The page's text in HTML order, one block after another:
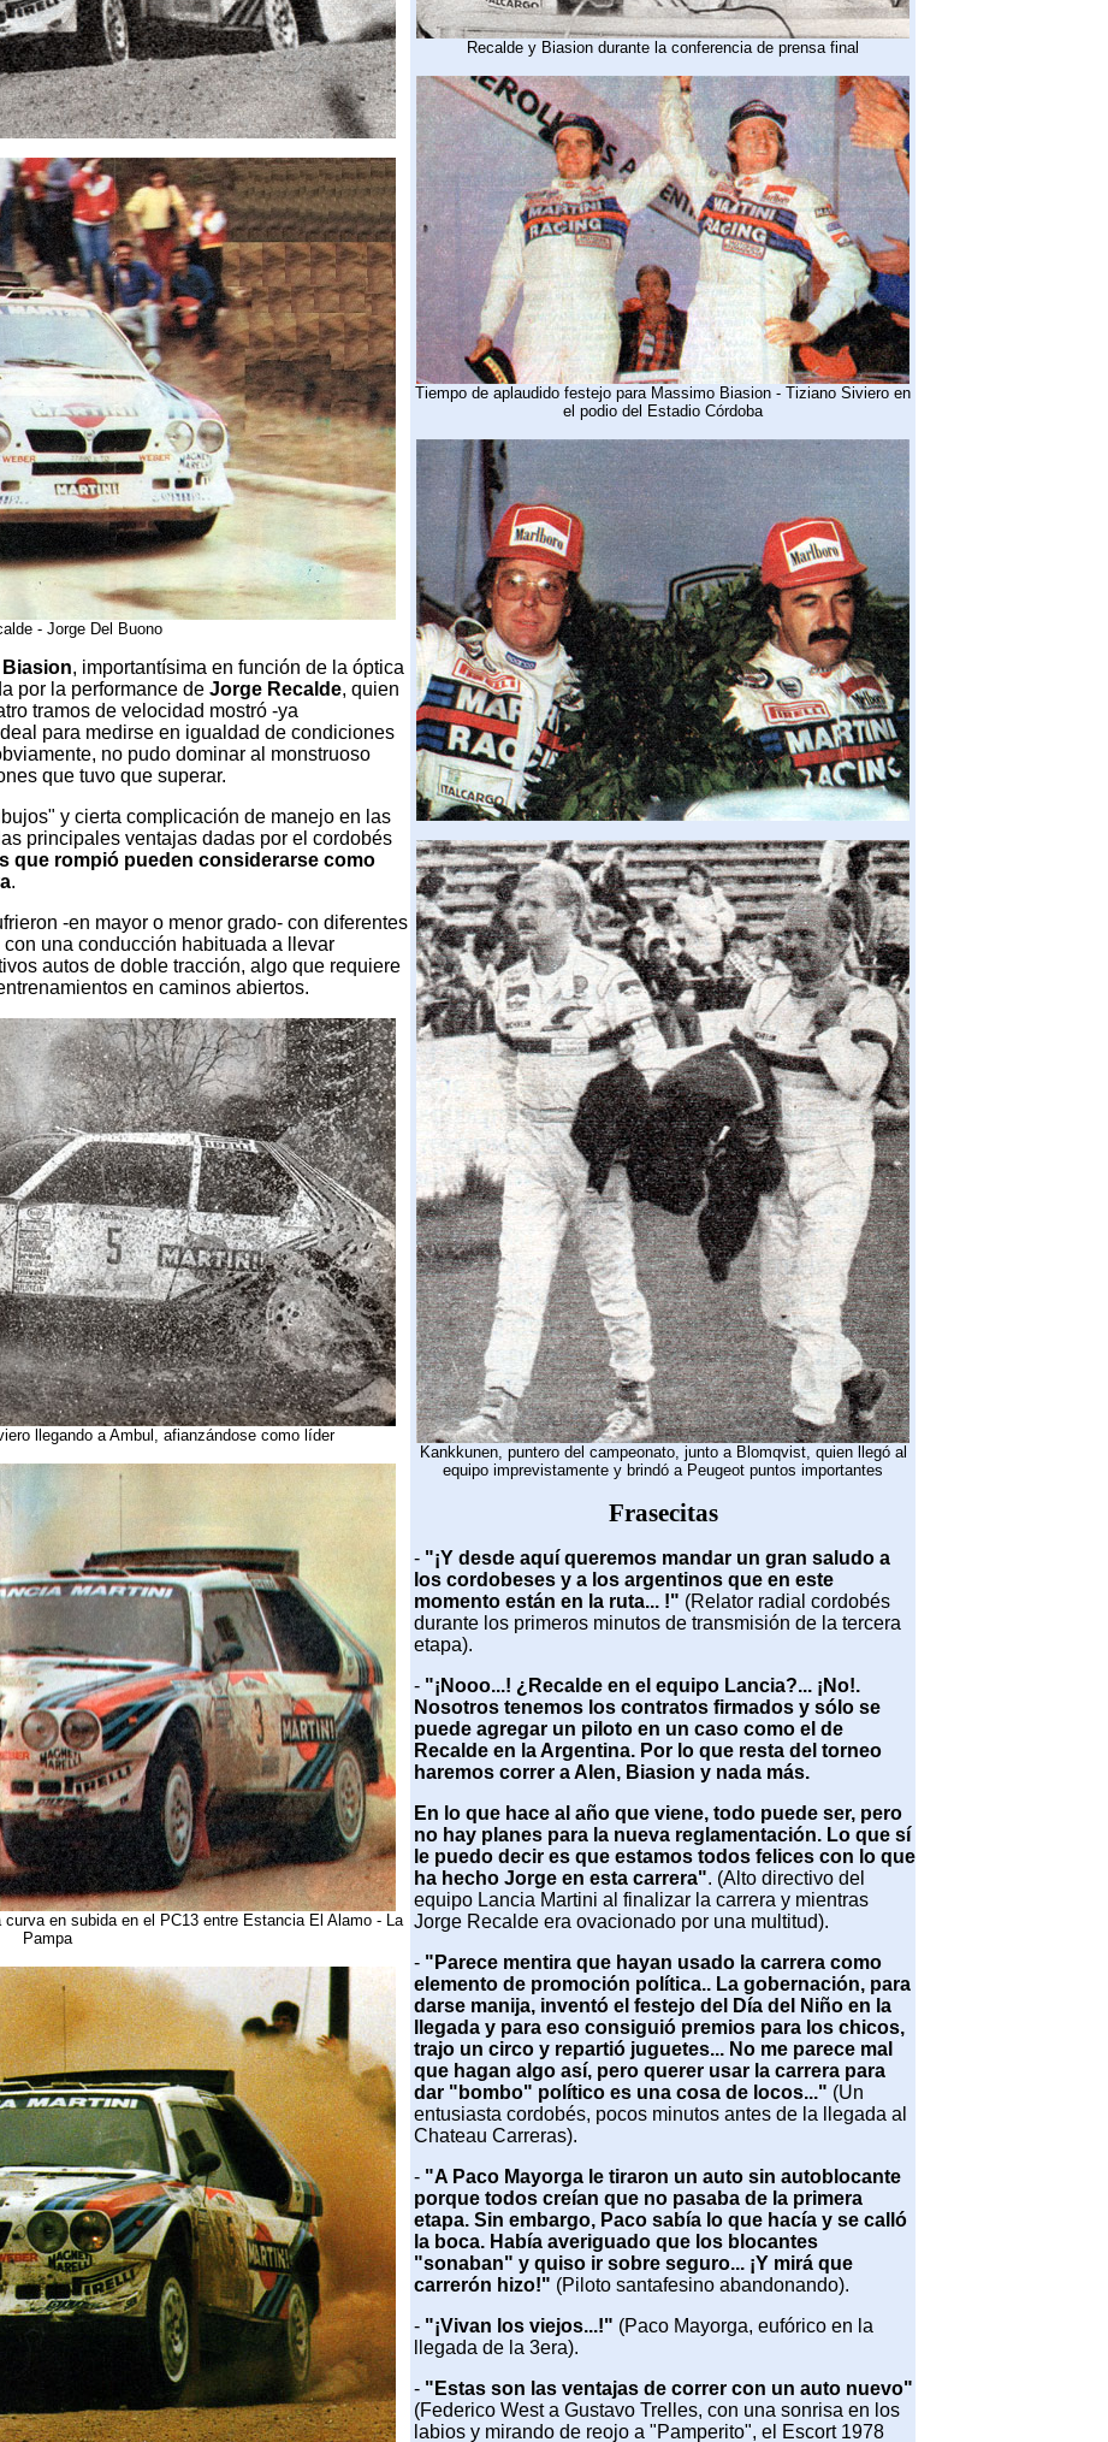
- Jorge Del Buono
Biasion, importantísima en función de la óptica
por la performance de Jorge Recalde, quien
tramos de velocidad mostró -ya
para medirse en igualdad de condiciones
no pudo dominar al monstruoso
que tuvo que superar.
y cierta complicación de manejo en las
principales ventajas dadas por el cordobés
que rompió pueden considerarse como
.
-en mayor o menor grado- con diferentes
una conducción habituada a llevar
autos de doble tracción, algo que requiere
en caminos abiertos.
llegando a Ambul, afianzándose como líder
en subida en el PC13 entre Estancia El Alamo - La
Pampa
Recalde y Biasion durante la conferencia de prensa final
Tiempo de aplaudido festejo para Massimo Biasion - Tiziano Siviero en
el podio del Estadio Córdoba
Kankkunen, puntero del campeonato, junto a Blomqvist, quien llegó al
equipo imprevistamente y brindó a Peugeot puntos importantes
Frasecitas
- "¡Y desde aquí queremos mandar un gran saludo a
los cordobeses y a los argentinos que en este
momento están en la ruta... !" (Relator radial cordobés
durante los primeros minutos de transmisión de la tercera
etapa).
- "¡Nooo...! ¿Recalde en el equipo Lancia?... ¡No!.
Nosotros tenemos los contratos firmados y sólo se
puede agregar un piloto en un caso como el de
Recalde en la Argentina. Por lo que resta del torneo
haremos correr a Alen, Biasion y nada más.
En lo que hace al año que viene, todo puede ser, pero
no hay planes para la nueva reglamentación. Lo que sí
le puedo decir es que estamos todos felices con lo que
ha hecho Jorge en esta carrera". (Alto directivo del
equipo Lancia Martini al finalizar la carrera y mientras
Jorge Recalde era ovacionado por una multitud).
- "Parece mentira que hayan usado la carrera como
elemento de promoción política.. La gobernación, para
darse manija, inventó el festejo del Día del Niño en la
llegada y para eso consiguió premios para los chicos,
trajo un circo y repartió juguetes... No me parece mal
que hagan algo así, pero querer usar la carrera para
dar "bombo" político es una cosa de locos..." (Un
entusiasta cordobés, pocos minutos antes de la llegada al
Chateau Carreras).
- "A Paco Mayorga le tiraron un auto sin autoblocante
porque todos creían que no pasaba de la primera
etapa. Sin embargo, Paco sabía lo que hacía y se calló
la boca. Había averiguado que los blocantes
"sonaban" y quiso ir sobre seguro... ¡Y mirá que
carrerón hizo!" (Piloto santafesino abandonando).
- "¡Vivan los viejos...!" (Paco Mayorga, eufórico en la
llegada de la 3era).
- "Estas son las ventajas de correr con un auto nuevo"
(Federico West a Gustavo Trelles, con una sonrisa en los
labios y mirando de reojo a "Pamperito", el Escort 1978